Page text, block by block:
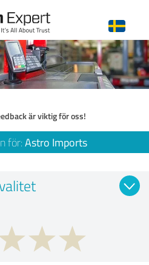
är viktig för oss!
för: Astro Imports